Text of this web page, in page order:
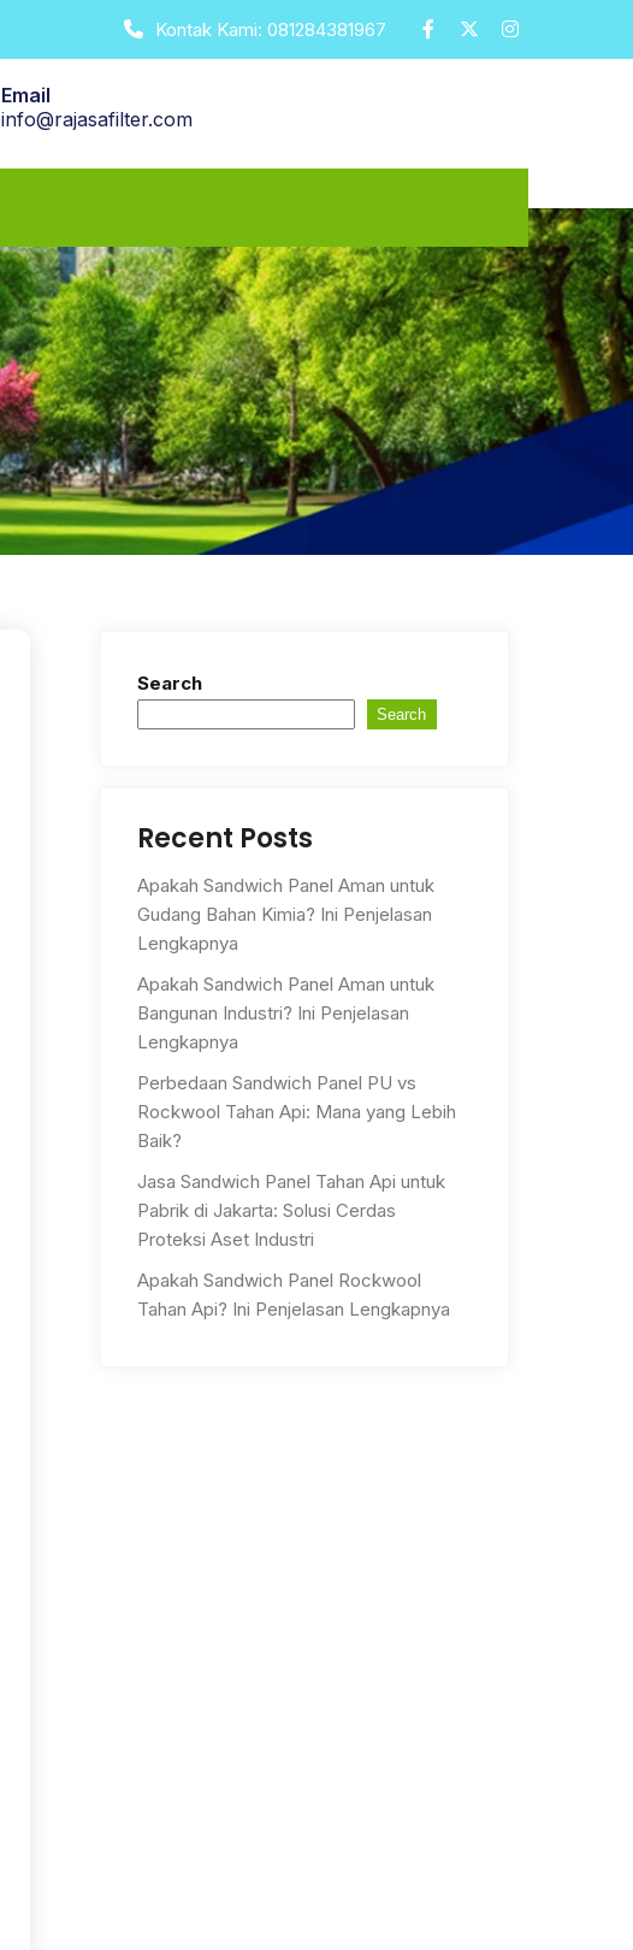
Kontak Kami: 081284381967
Email
info@rajasafilter.com
Search
Search
Recent Posts
Apakah Sandwich Panel Aman untuk
Gudang Bahan Kimia? Ini Penjelasan
Lengkapnya
Apakah Sandwich Panel Aman untuk
Bangunan Industri? Ini Penjelasan
Lengkapnya
Perbedaan Sandwich Panel PU vs
Rockwool Tahan Api: Mana yang Lebih
Baik?
Jasa Sandwich Panel Tahan Api untuk
Pabrik di Jakarta: Solusi Cerdas
Proteksi Aset Industri
Apakah Sandwich Panel Rockwool
Tahan Api? Ini Penjelasan Lengkapnya